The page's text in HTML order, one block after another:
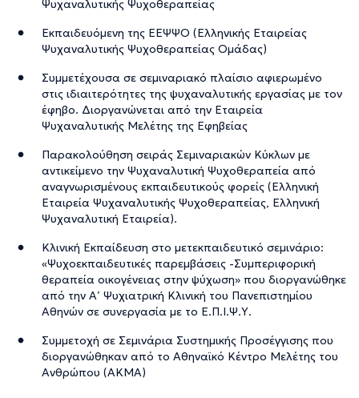
Ψυχαναλυτικής Ψυχοθεραπείας
Εκπαιδευόμενη της ΕΕΨΨΟ (Ελληνικής Εταιρείας
Ψυχαναλυτικής Ψυχοθεραπείας Ομάδας)
Συμμετέχουσα σε σεμιναριακό πλαίσιο αφιερωμένο
στις ιδιαιτερότητες της ψυχαναλυτικής εργασίας με τον
έφηβο. Διοργανώνεται από την Εταιρεία
Ψυχαναλυτικής Μελέτης της Εφηβείας
Παρακολούθηση σειράς Σεμιναριακών Κύκλων με
αντικείμενο την Ψυχαναλυτική Ψυχοθεραπεία από
αναγνωρισμένους εκπαιδευτικούς φορείς (Ελληνική
Εταιρεία Ψυχαναλυτικής Ψυχοθεραπείας, Ελληνική
Ψυχαναλυτική Εταιρεία).
Κλινική Εκπαίδευση στο μετεκπαιδευτικό σεμινάριο:
«Ψυχοεκπαιδευτικές παρεμβάσεις -Συμπεριφορική
θεραπεία οικογένειας στην ψύχωση» που διοργανώθηκε
από την Α’ Ψυχιατρική Κλινική του Πανεπιστημίου
Αθηνών σε συνεργασία με το Ε.Π.Ι.Ψ.Υ.
Συμμετοχή σε Σεμινάρια Συστημικής Προσέγγισης που
διοργανώθηκαν από το Αθηναϊκό Κέντρο Μελέτης του
Ανθρώπου (ΑΚΜΑ)